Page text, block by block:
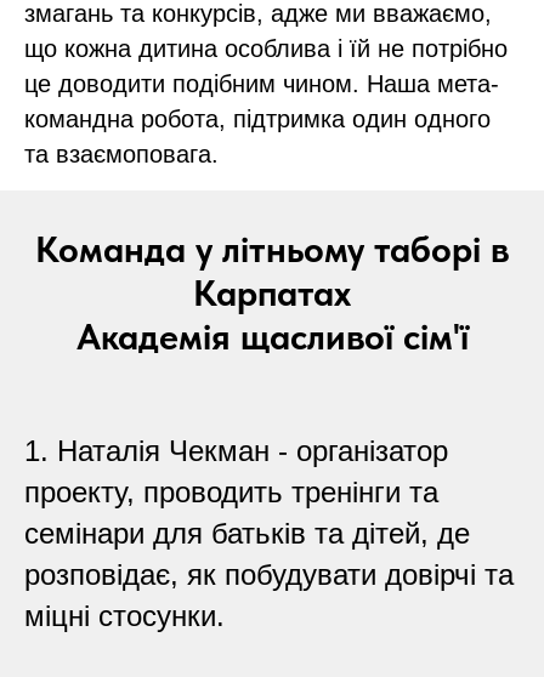
змагань та конкурсів, адже ми вважаємо,
що кожна дитина особлива і їй не потрібно
це доводити подібним чином. Наша мета-
командна робота, підтримка один одного
та взаємоповага.
Команда у літньому таборі в
Карпатах
Академія щасливої сім'ї
1. Наталія Чекман - організатор
проекту, проводить тренінги та
семінари для батьків та дітей, де
розповідає, як побудувати довірчі та
міцні стосунки.